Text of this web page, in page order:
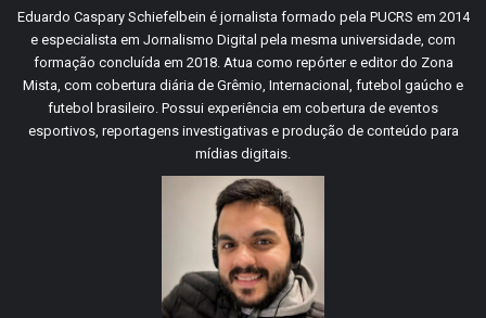
Eduardo Caspary Schiefelbein é jornalista formado pela PUCRS em 2014
e especialista em Jornalismo Digital pela mesma universidade, com
formação concluída em 2018. Atua como repórter e editor do Zona
Mista, com cobertura diária de Grêmio, Internacional, futebol gaúcho e
futebol brasileiro. Possui experiência em cobertura de eventos
esportivos, reportagens investigativas e produção de conteúdo para
mídias digitais.